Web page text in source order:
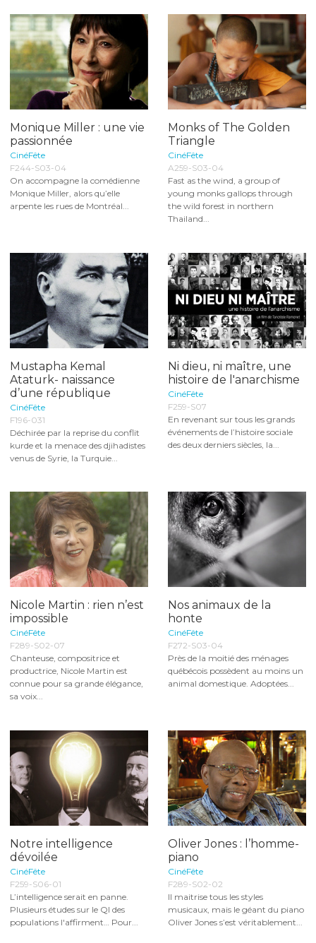
Monique Miller : une vie
passionnée
CinéFête
F244-S03-04
On accompagne la comédienne
Monique Miller, alors qu’elle
arpente les rues de Montréal...
Monks of The Golden
Triangle
CinéFête
A259-S03-04
Fast as the wind, a group of
young monks gallops through
the wild forest in northern
Thailand...
Mustapha Kemal
Ataturk- naissance
d’une république
CinéFête
F196-031
Déchirée par la reprise du conflit
kurde et la menace des djihadistes
venus de Syrie, la Turquie...
Ni dieu, ni maître, une
histoire de l'anarchisme
CinéFête
F259-S07
En revenant sur tous les grands
événements de l’histoire sociale
des deux derniers siècles, la...
Nicole Martin : rien n’est
impossible
CinéFête
F289-S02-07
Chanteuse, compositrice et
productrice, Nicole Martin est
connue pour sa grande élégance,
sa voix...
Nos animaux de la
honte
CinéFête
F272-S03-04
Près de la moitié des ménages
québécois possèdent au moins un
animal domestique. Adoptées...
Notre intelligence
dévoilée
CinéFête
F259-S06-01
L’intelligence serait en panne.
Plusieurs études sur le QI des
populations l'affirment… Pour...
Oliver Jones : l’homme-
piano
CinéFête
F289-S02-02
Il maitrise tous les styles
musicaux, mais le géant du piano
Oliver Jones s’est véritablement...